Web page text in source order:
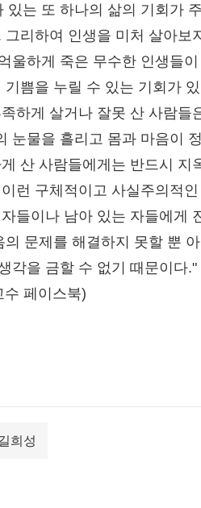
는 또 하나의 삶의 기회가
리하여 인생을 미처 살아보
울하게 죽은 무수한 인생들
쁨을 누릴 수 있는 기회가
하게 살거나 잘못 산 사람들
눈물을 흘리고 몸과 마음이
산 사람들에게는 반드시 지
런 구체적이고 사실주의적인
들이나 남아 있는 자들에게
문제를 해결하지 못할 뿐
각을 금할 수 없기 때문이다."
수 페이스북)
희성